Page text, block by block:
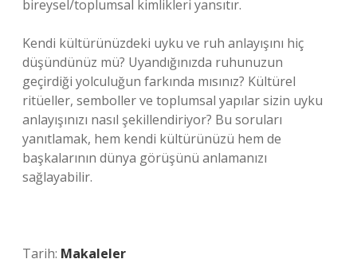
bireysel/toplumsal kimlikleri yansıtır.
Kendi kültürünüzdeki uyku ve ruh anlayışını hiç
düşündünüz mü? Uyandığınızda ruhunuzun
geçirdiği yolculuğun farkında mısınız? Kültürel
ritüeller, semboller ve toplumsal yapılar sizin uyku
anlayışınızı nasıl şekillendiriyor? Bu soruları
yanıtlamak, hem kendi kültürünüzü hem de
başkalarının dünya görüşünü anlamanızı
sağlayabilir.
Tarih: Makaleler